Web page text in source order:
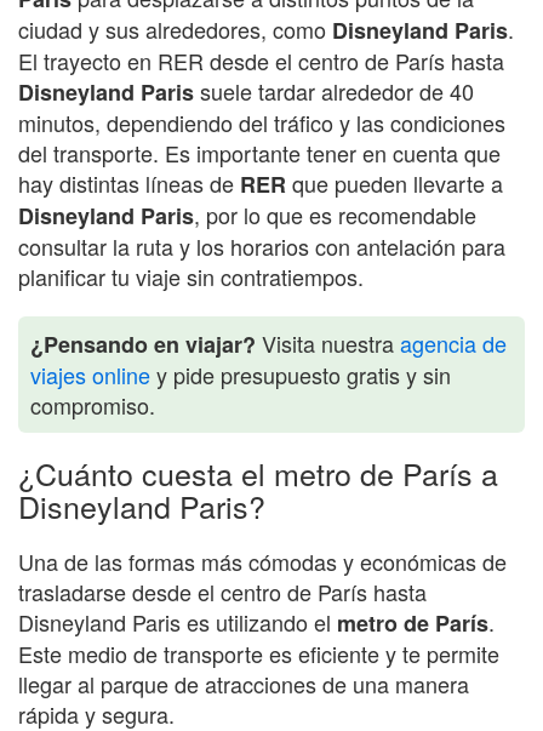
ciudad y sus alrededores, como Disneyland Paris.
El trayecto en RER desde el centro de París hasta
Disneyland Parissuele tardar alrededor de 40
minutos, dependiendo del tráfico y las condiciones
del transporte. Es importante tener en cuenta que
hay distintas líneas de RER que pueden llevarte a
Disneyland Paris, por lo que es recomendable
consultar la ruta y los horarios con antelación para
planificar tu viaje sin contratiempos.
¿Pensando en viajar? Visita nuestraagencia de
viajes onliney pide presupuesto gratis y sin
compromiso.
¿Cuánto cuesta el metro de París a
Disneyland Paris?
Una de las formas más cómodas y económicas de
trasladarse desde el centro de París hasta
Disneyland Paris es utilizando el metro de París.
Este medio de transporte es eficiente y te permite
llegar al parque de atracciones de una manera
rápida y segura.